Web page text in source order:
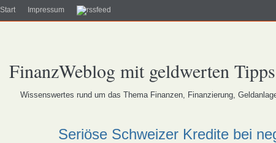
Start Impressum
FinanzWeblog mit geldwerten
Wissenswertes rund um das Thema Finanzen, Finanzierung,
Seriöse Schweizer Kredite bei